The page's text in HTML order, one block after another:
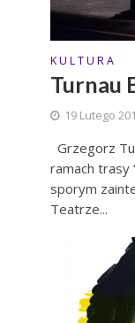
K U L T U R A
Turnau
19 Lutego
Grzegorz
ramach trasy
sporym
Teatrze...